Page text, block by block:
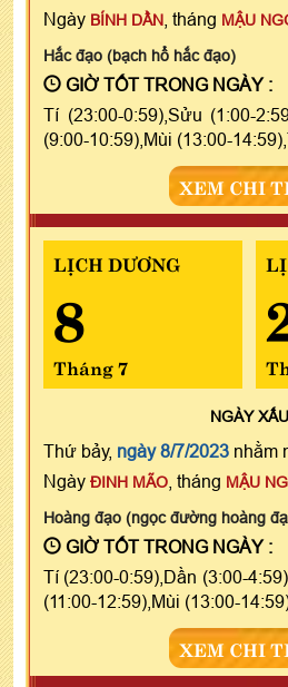
Ngày BÍNH DẦN , tháng MẬU
Hắc đạo (bạch hổ hắc đạo)
GIỜ TỐT TRONG NGÀY :
Tí (23:00-0:59),Sửu (1:00-
(9:00-10:59),Mùi (13:00-
XEM CHI
LỊCH DƯƠNG
8
Tháng 7
NGÀYXẤU
Thứ bảy, ngày 8/7/2023 nhằm
Ngày ĐINH MÃO , tháng MẬU
Hoàng đạo (ngọc đường hoàng
GIỜ TỐT TRONG NGÀY :
Tí (23:00-0:59),Dần (3:00-
(11:00-12:59),Mùi (13:00-
XEM CHI